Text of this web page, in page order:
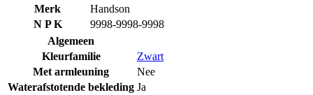
Merk
Handson
N P K
9998-9998-9998
Algemeen
Kleurfamilie
Zwart
Met armleuning
Nee
Waterafstotende bekleding Ja